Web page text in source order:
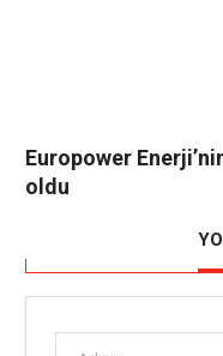
Europower
oldu